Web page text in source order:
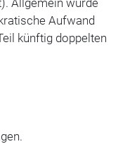
Aufwand
künftig doppelten